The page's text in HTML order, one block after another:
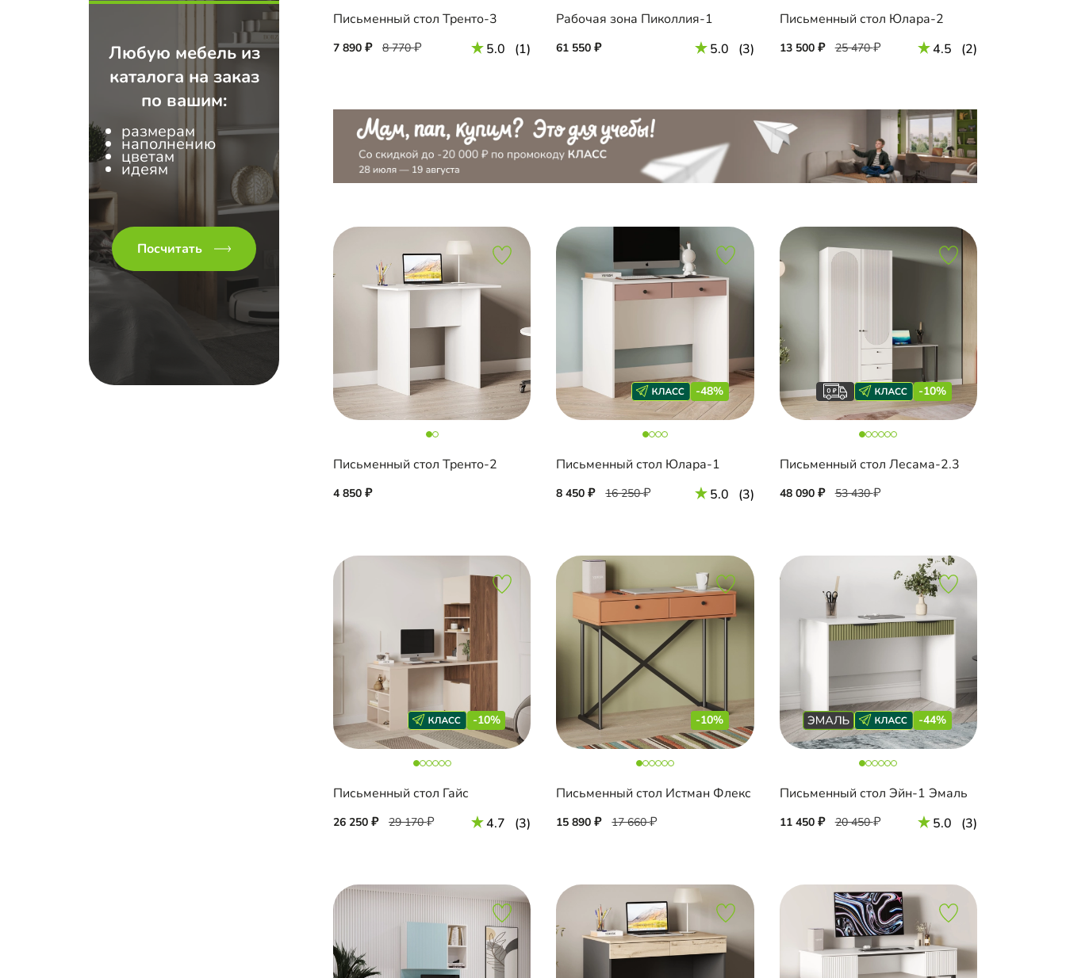
Любую мебель из
каталога на заказ
по вашим:
размерам
наполнению
цветам
идеям
Посчитать
Письменный стол Тренто-3
7 890 8 770 5.0 (1)
Рабочая зона Пиколлия-1
61 550 5.0 (3)
Письменный стол Юлара-2
13 500 25 470 4.5 (2)
Письменный стол Тренто-2
4 850
-48%
Письменный стол Юлара-1
8 450 16 250 5.0 (3)
-10%
Письменный стол Лесама-2.3
48 090 53 430
-10%
Письменный стол Гайс
26 250 29 170 4.7 (3)
-10%
Письменный стол Истман Флекс
15 890 17 660
-44%
Письменный стол Эйн-1 Эмаль
11 450 20 450 5.0 (3)